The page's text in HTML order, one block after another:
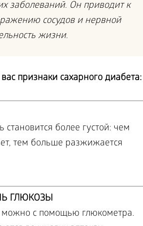
заболеваний. Он приводит к
сосудов и нервной
жизни.
признаки сахарного диабета:
становится более густой: чем
тем больше разжижается
ГЛЮКОЗЫ
можно с помощью глюкометра.